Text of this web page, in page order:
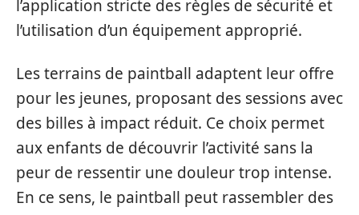
l’application stricte des règles de sécurité et
l’utilisation d’un équipement approprié.
Les terrains de paintball adaptent leur offre
pour les jeunes, proposant des sessions avec
des billes à impact réduit. Ce choix permet
aux enfants de découvrir l’activité sans la
peur de ressentir une douleur trop intense.
En ce sens, le paintball peut rassembler des